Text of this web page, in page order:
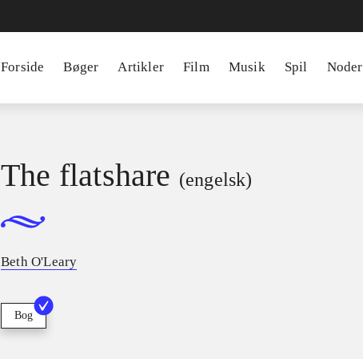
Forside Bøger Artikler Film Musik Spil Noder
The flatshare (engelsk)
Beth O'Leary
Bog